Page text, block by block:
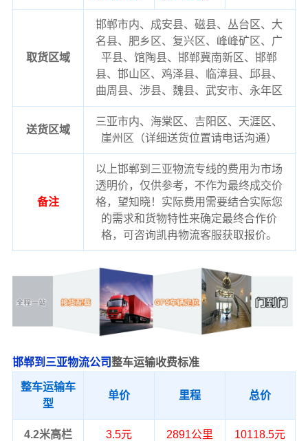
取货区域
邯郸市内、成安县、磁县、丛台区、大
名县、肥乡区、复兴区、峰峰矿区、广
平县、馆陶县、邯郸冀南新区、邯郸
县、邯山区、鸡泽县、临漳县、邱县、
曲周县、涉县、魏县、武安市、永年区
送货区域
三亚市内、海棠区、吉阳区、天涯区、
崖州区（详细送货位置请电话沟通）
备注
以上邯郸到三亚物流专线的费用为市场
透明价，仅供参考，不作为最终成交价
格，望知晓！实际费用需要结合实际您
的需求和货物特性来确定最终合作价
格，可咨询凯冉物流客服获取报价。
邯郸到三亚物流公司整车运输收费标准
整车运输车
型
单价 里程 总价
4.2米高栏 3.5元 2891公里 10118.5元